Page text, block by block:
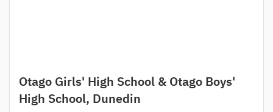
Otago Girls' High School & Otago Boys'
High School, Dunedin